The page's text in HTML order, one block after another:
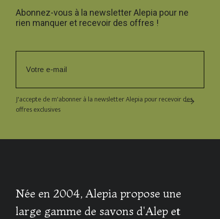
Abonnez-vous à la newsletter Alepia pour ne
rien manquer et recevoir des offres !
J'accepte de m'abonner à la newsletter Alepia pour recevoir des
offres exclusives
Née en 2004, Alepia propose une
large gamme de savons d'Alep et